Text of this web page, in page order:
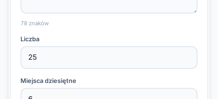
78 znaków
Liczba
Miejsca dziesiętne